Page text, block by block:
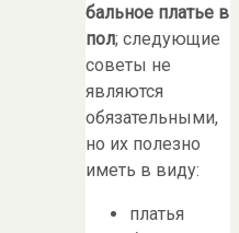
бальное платье в
пол; следующие
советы не
являются
обязательными,
но их полезно
иметь в виду:
платья